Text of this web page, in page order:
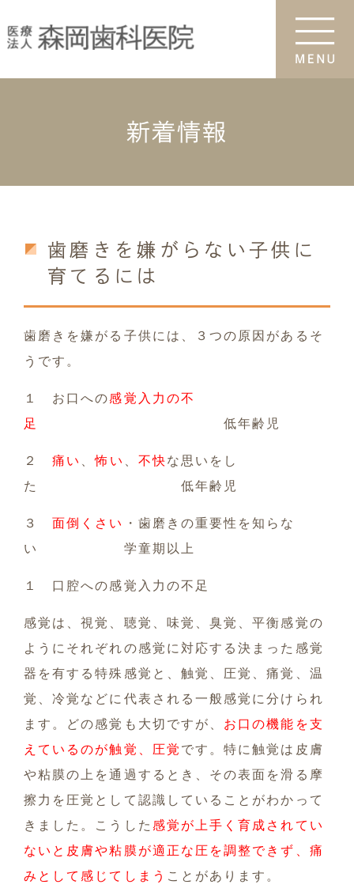
新着情報
歯磨きを嫌がらない子供に
育てるには
歯磨きを嫌がる子供には、３つの原因があるそ
うです。
１ お口への感覚入力の不
足
低年齢児
２痛い 、怖い 不快な思いをし
た 低年齢児
３面倒くさい
・歯磨きの重要性を知らな
い 学童期以上
１ 口腔への感覚入力の不足
感覚は、視覚、聴覚、味覚、臭覚、平衡感覚の
ようにそれぞれの感覚に対応する決まった感覚
器を有する特殊感覚と、触覚、圧覚、痛覚、温
覚、冷覚などに代表される一般感覚に分けられ
ます。どの感覚も大切ですが、 お口の機能を支
えているのが触覚、圧覚 です。特に触覚は皮膚
や粘膜の上を通過するとき、その表面を滑る摩
擦力を圧覚として認識していることがわかって
きました。こうした 感覚が上手く育成されてい
ないと皮膚や粘膜が適正な圧を調整できず、痛
みとして感じてしまう ことがあります。